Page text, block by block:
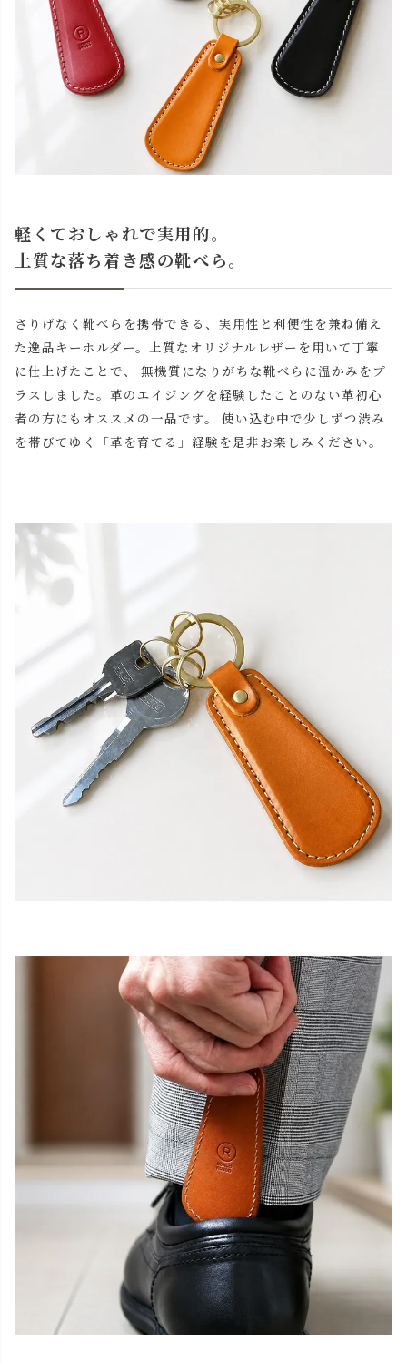
軽くておしゃれで実用的。
上質な落ち着き感の靴べら。
さりげなく靴べらを携帯できる、実用性と利便性を兼ね備え
た逸品キーホルダー。上質なオリジナルレザーを用いて丁寧
に仕上げたことで、 無機質になりがちな靴べらに温かみをプ
ラスしました。革のエイジングを経験したことのない革初心
者の方にもオススメの一品です。 使い込む中で少しずつ渋み
を帯びてゆく「革を育てる」経験を是非お楽しみください。